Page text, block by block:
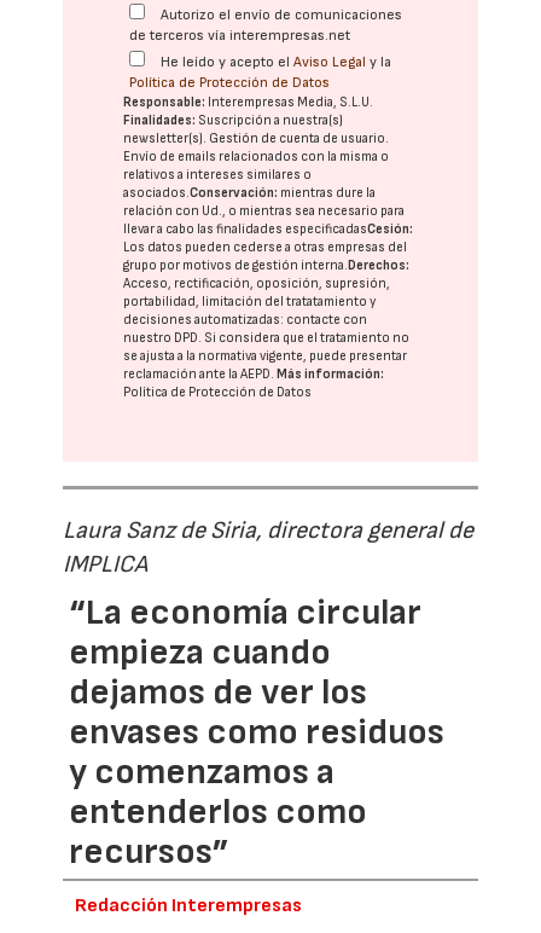
Autorizo el envío de comunicaciones
de terceros vía interempresas.net
He leído y acepto elAviso Legal y la
Política de Protección de Datos
Responsable: Interempresas Media, S.L.U.
Finalidades: Suscripción a nuestra(s)
newsletter(s). Gestión de cuenta de usuario.
Envío de emails relacionados con la misma o
relativos a intereses similares o
asociados.Conservación: mientras dure la
relación con Ud., o mientras sea necesario para
llevar a cabo las finalidades especificadasCesión:
Los datos pueden cederse a otras empresas del
grupo por motivos de gestión interna. Derechos:
Acceso, rectificación, oposición, supresión,
portabilidad, limitación del tratatamiento y
decisiones automatizadas: contacte con
nuestro DPD. Si considera que el tratamiento no
se ajusta a la normativa vigente, puede presentar
reclamación ante laAEPD. Más información:
Política de Protección de Datos
Laura Sanz de Siria, directora general de
IMPLICA
“La economía circular
empieza cuando
dejamos de ver los
envases como residuos
y comenzamos a
entenderlos como
recursos”
Redacción Interempresas